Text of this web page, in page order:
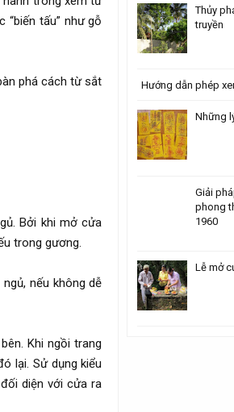
tấu” như gỗ
phá cách từ sắt
Bởi khi mở cửa
trong gương.
nếu không dễ
Khi ngồi trang
lại. Sử dụng kiểu
diện với cửa ra
Thủy
truyền
Hướng dẫn phép
Những
Giải
phong
1960
Lễ mở